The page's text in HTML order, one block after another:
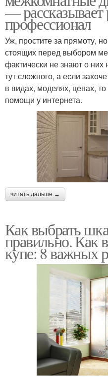
—
профессионал
Уж, простите за прямоту,
стоящих перед выбором
фактически не знают о них
тут сложного, а если
в видах, моделях, ценах,
помощи у интернета.
читать дальше →
Как выбрать
правильно. Как
купе: 8 важных